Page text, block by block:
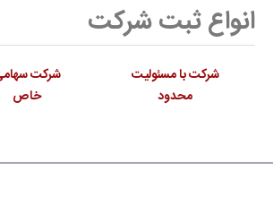
انواع ثبت شرکت
شرکت با مسئولیت
محدود
شرکت
خاص